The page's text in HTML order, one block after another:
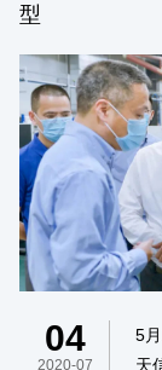
型
04
2020-07
5
天